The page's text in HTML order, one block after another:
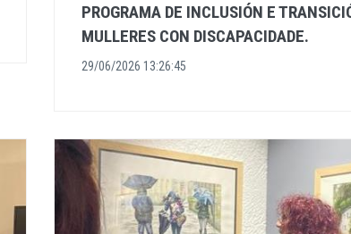
PROGRAMA DE INCLUSIÓN E
MULLERES CON DISCAPACIDADE.
29/06/2026 13:26:45